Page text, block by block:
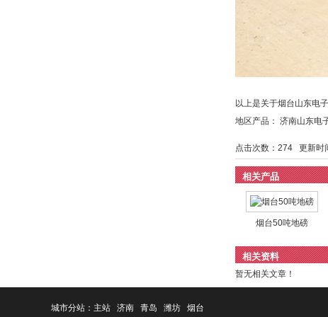
以上是关于烟台山东电
地区产品： 济南山东电
点击次数： 274 更新时
相关产品
烟台50吨地磅
相关资料
暂无相关文章！
城市分站： 主站 济南 青岛 潍坊 烟台